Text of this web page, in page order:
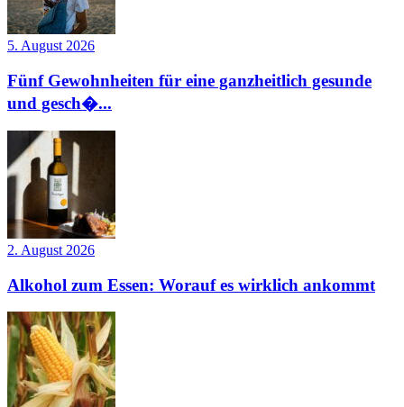
5. August 2026
Fünf Gewohnheiten für eine ganzheitlich gesunde
und gesch�...
2. August 2026
Alkohol zum Essen: Worauf es wirklich ankommt